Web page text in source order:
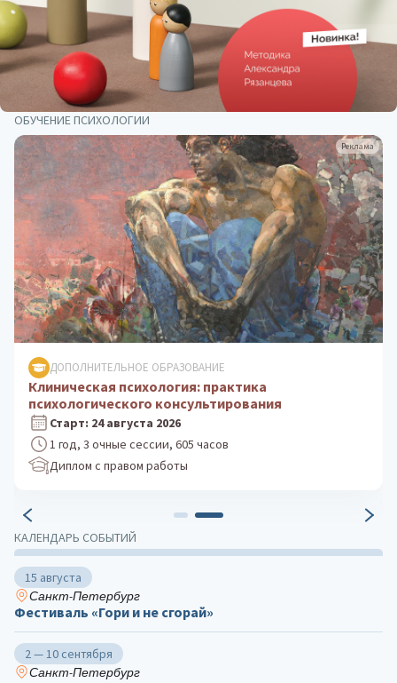
КАЛЕНДАРЬ СОБЫТИЙ
15 августа
Санкт-Петербург
Фестиваль «Гори и не сгорай»
2 — 10 сентября
Санкт-Петербург
ОБУЧЕНИЕ ПСИХОЛОГИИ
Реклама
ДОПОЛНИТЕЛЬНОЕ ОБРАЗОВАНИЕ
Клиническая психология: практика
психологического консультирования
Старт: 24 августа 2026
1 год, 3 очные сессии, 605 часов
Диплом с правом работы